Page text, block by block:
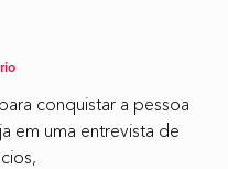
conquistar a pessoa
em uma entrevista de